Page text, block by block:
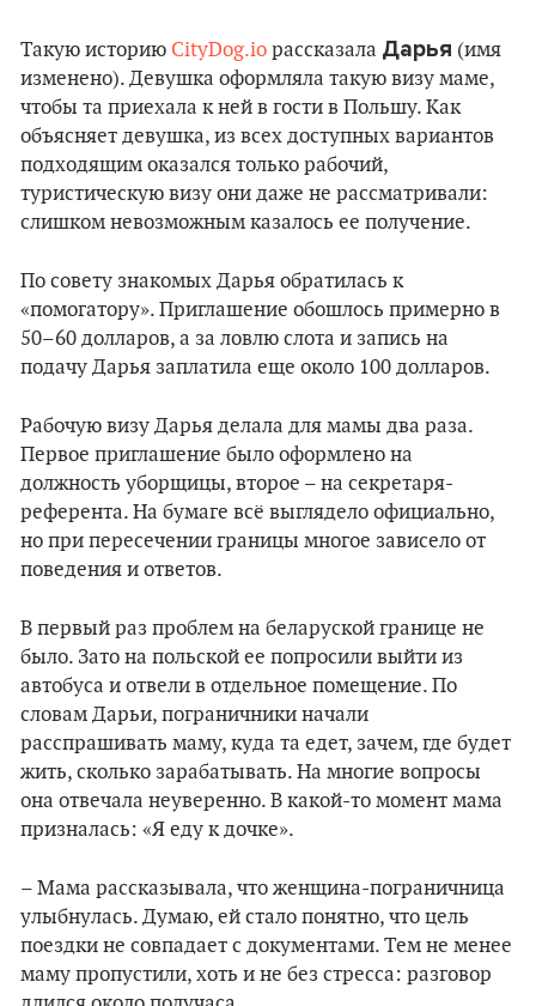
Такую историю CityDog.io рассказала Дарья (имя
изменено). Девушка оформляла такую визу маме,
чтобы та приехала к ней в гости в Польшу. Как
объясняет девушка, из всех доступных вариантов
подходящим оказался только рабочий,
туристическую визу они даже не рассматривали:
слишком невозможным казалось ее получение.
По совету знакомых Дарья обратилась к
«помогатору». Приглашение обошлось примерно в
50–60 долларов, а за ловлю слота и запись на
подачу Дарья заплатила еще около 100 долларов.
Рабочую визу Дарья делала для мамы два раза.
Первое приглашение было оформлено на
должность уборщицы, второе – на секретаря-
референта. На бумаге всё выглядело официально,
но при пересечении границы многое зависело от
поведения и ответов.
В первый раз проблем на беларуской границе не
было. Зато на польской ее попросили выйти из
автобуса и отвели в отдельное помещение. По
словам Дарьи, пограничники начали
расспрашивать маму, куда та едет, зачем, где будет
жить, сколько зарабатывать. На многие вопросы
она отвечала неуверенно. В какой-то момент мама
призналась: «Я еду к дочке».
– Мама рассказывала, что женщина-пограничница
улыбнулась. Думаю, ей стало понятно, что цель
поездки не совпадает с документами. Тем не менее
маму пропустили, хоть и не без стресса: разговор